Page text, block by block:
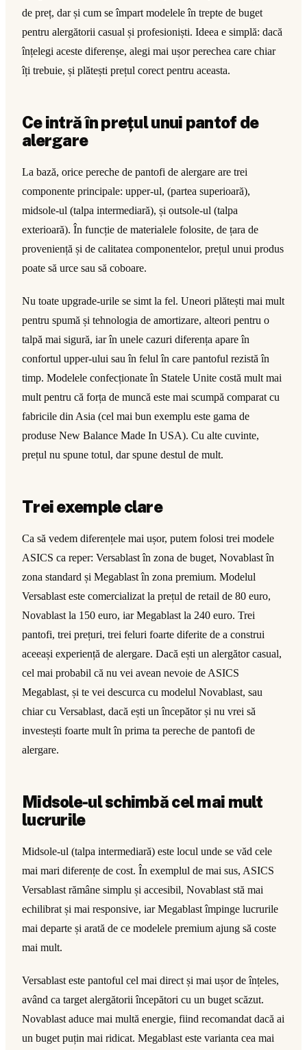
de preț, dar și cum se împart modelele în trepte de buget
pentru alergătorii casual și profesioniști. Ideea e simplă: dacă
înțelegi aceste diferenșe, alegi mai ușor perechea care chiar
îți trebuie, și plătești prețul corect pentru aceasta.
Ce intră în prețul unui pantof de
alergare
La bază, orice pereche de pantofi de alergare are trei
componente principale: upper-ul, (partea superioară),
midsole-ul (talpa intermediară), și outsole-ul (talpa
exterioară). În funcție de materialele folosite, de țara de
proveniență și de calitatea componentelor, prețul unui produs
poate să urce sau să coboare.
Nu toate upgrade-urile se simt la fel. Uneori plătești mai mult
pentru spumă și tehnologia de amortizare, alteori pentru o
talpă mai sigură, iar în unele cazuri diferența apare în
confortul upper-ului sau în felul în care pantoful rezistă în
timp. Modelele confecționate în Statele Unite costă mult mai
mult pentru că forța de muncă este mai scumpă comparat cu
fabricile din Asia (cel mai bun exemplu este gama de
produse New Balance Made In USA). Cu alte cuvinte,
prețul nu spune totul, dar spune destul de mult.
Trei exemple clare
Ca să vedem diferențele mai ușor, putem folosi trei modele
ASICS ca reper: Versablast în zona de buget, Novablast în
zona standard și Megablast în zona premium. Modelul
Versablast este comercializat la prețul de retail de 80 euro,
Novablast la 150 euro, iar Megablast la 240 euro. Trei
pantofi, trei prețuri, trei feluri foarte diferite de a construi
aceeași experiență de alergare. Dacă ești un alergător casual,
cel mai probabil că nu vei avean nevoie de ASICS
Megablast, și te vei descurca cu modelul Novablast, sau
chiar cu Versablast, dacă ești un începător și nu vrei să
investești foarte mult în prima ta pereche de pantofi de
alergare.
Midsole-ul schimbă cel mai mult
lucrurile
Midsole-ul (talpa intermediară) este locul unde se văd cele
mai mari diferențe de cost. În exemplul de mai sus, ASICS
Versablast rămâne simplu și accesibil, Novablast stă mai
echilibrat și mai responsive, iar Megablast împinge lucrurile
mai departe și arată de ce modelele premium ajung să coste
mai mult.
Versablast este pantoful cel mai direct și mai ușor de înțeles,
având ca target alergătorii începători cu un buget scăzut.
Novablast aduce mai multă energie, fiind recomandat dacă ai
un buget puțin mai ridicat. Megablast este varianta cea mai